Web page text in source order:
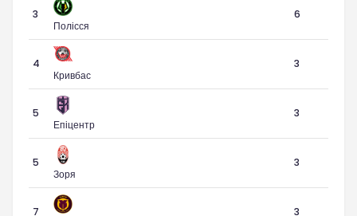
3
Полісся
6
4
Кривбас
3
5
Епіцентр
3
5
Зоря
3
7
3